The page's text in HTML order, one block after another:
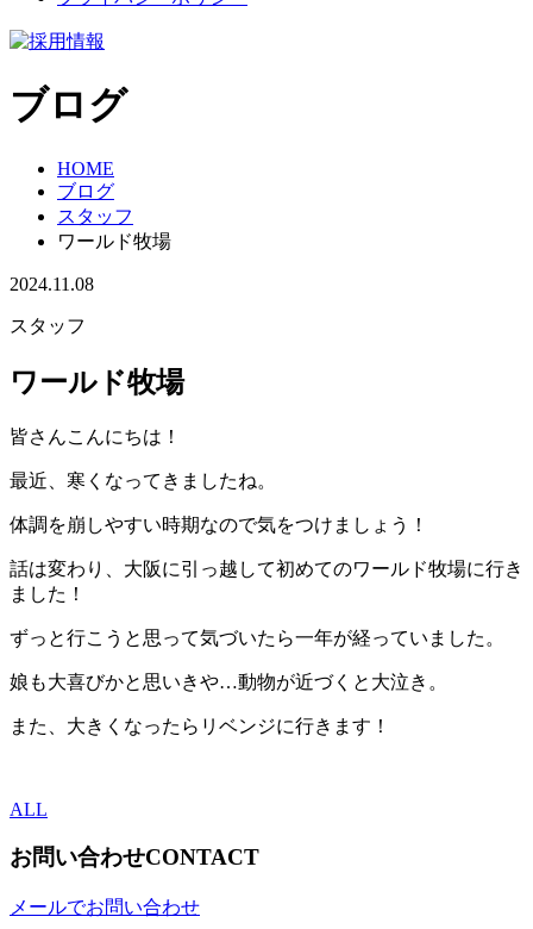
ブログ
HOME
ブログ
スタッフ
ワールド牧場
2024.11.08
スタッフ
ワールド牧場
皆さんこんにちは！
最近、寒くなってきましたね。
体調を崩しやすい時期なので気をつけましょう！
話は変わり、大阪に引っ越して初めてのワールド牧場に行き
ました！
ずっと行こうと思って気づいたら一年が経っていました。
娘も大喜びかと思いきや…動物が近づくと大泣き。
また、大きくなったらリベンジに行きます！
ALL
お問い合わせCONTACT
メールでお問い合わせ